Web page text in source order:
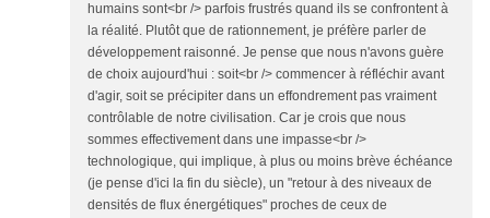
humains sont<br /> parfois frustrés quand ils se confrontent à
la réalité. Plutôt que de rationnement, je préfère parler de
développement raisonné. Je pense que nous n'avons guère
de choix aujourd'hui : soit<br /> commencer à réfléchir avant
d'agir, soit se précipiter dans un effondrement pas vraiment
contrôlable de notre civilisation. Car je crois que nous
sommes effectivement dans une impasse<br />
technologique, qui implique, à plus ou moins brève échéance
(je pense d'ici la fin du siècle), un "retour à des niveaux de
densités de flux énergétiques" proches de ceux de